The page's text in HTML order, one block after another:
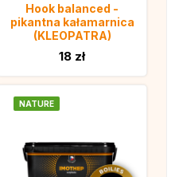
Hook balanced -
pikantna kałamarnica
(KLEOPATRA)
18 zł
NATURE